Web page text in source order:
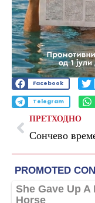
Facebook
Telegram
ПРЕТХОДНО